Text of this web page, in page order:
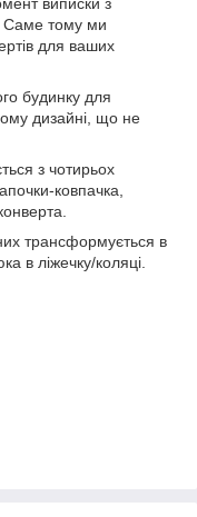
Саме тому ми
для ваших
будинку для
дизайні, що не
з чотирьох
ковпачка,
трансформується в
в ліжечку/коляці.